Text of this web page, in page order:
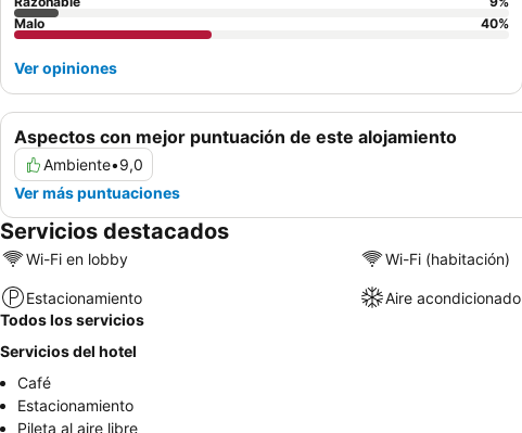
Aspectos con mejor puntuación de este alojamiento
Ambiente•9,0
Ver más puntuaciones
Malo
40%
Ver opiniones
Servicios destacados
Wi-Fi en lobby Wi-Fi (habitación)
Estacionamiento Aire acondicionado
Todos los servicios
Servicios del hotel
Café
Estacionamiento
Pileta al aire libre